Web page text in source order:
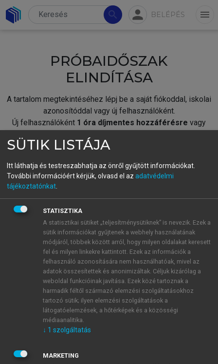
search person BELÉPÉS menu
PRÓBAIDŐSZAK
ELINDÍTÁSA
A tartalom megtekintéséhez lépj be a saját fiókoddal, iskolai
azonosítóddal vagy új felhasználóként.
Új felhasználóként 1 óra díjmentes hozzáférésre vagy
fiókoddal,vagy hozz létre új fiókot.
A regisztráció után apróbaidőszakautomatikusan
BELÉPÉS SAJÁT FIÓKKAL
ÚJ FIÓK LÉTREHOZÁSA
1 óra díjmentes hozzáférés
E-MAIL-CÍM
JELSZÓ
SÜTIK LISTÁJA
Itt láthatja és testreszabhatja az önről gyűjtött információkat.
További információért kérjük, olvasd el az adatvédelmi
tájékoztatónkat
STATISZTIKA
A statisztikai sütiket „teljesítménysütiknek” is nevezik. Ezek a
sütik információkat gyűjtenek a webhely használatának
módjáról, többek között arról, hogy milyen oldalakat keresett
fel és milyen linkekre kattintott. Ezek az információk a
felhasználó azonosítására nem használhatóak, mivel az
adatok összesítettek és anonimizáltak. Céljuk kizárólag a
weboldal funkcióinak javítása. Ezek közé tartoznak a
harmadik féltől származó elemzési szolgáltatásokhoz
tartozó sütik; ilyen elemzési szolgáltatások a
látogatóelemzések, a hőtérképek és a közösségi
médiaanalitika.
↓ 1 szolgáltatás
MARKETING